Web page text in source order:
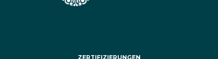
ZERTIFIZIERUNGEN